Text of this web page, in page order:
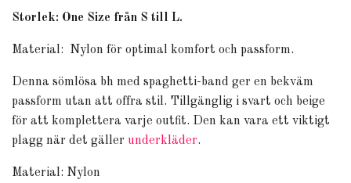
Storlek: One Size från S till L.
Material: Nylon för optimal komfort och passform.
Denna sömlösa bh med spaghetti-band ger en bekväm
passform utan att offra stil. Tillgänglig i svart och beige
för att komplettera varje outfit. Den kan vara ett viktigt
plagg när det gäller underkläder.
Material: Nylon